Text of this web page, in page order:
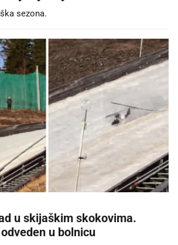
sezona.
u skijaškim skokovima.
u bolnicu